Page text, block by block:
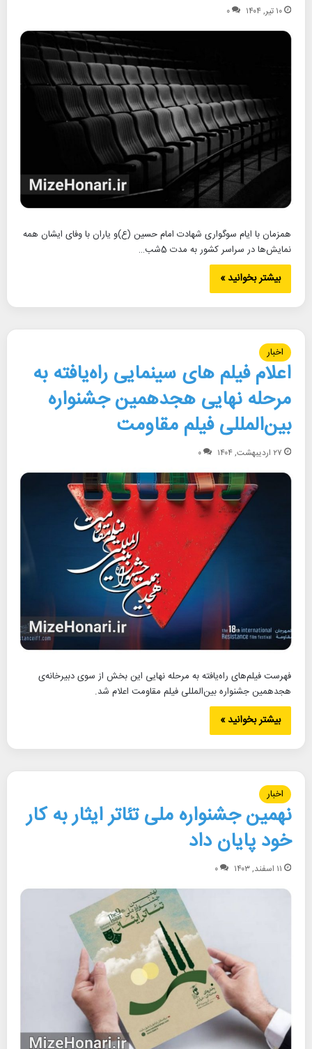
۱۰ تیر, ۱۴۰۴ ۰
همزمان با ایام سوگواری شهادت امام حسین (ع)و یاران با وفای ایشان همه
نمایش‌ها در سراسر کشور به مدت 5شب…
بیشتر بخوانید »
اخبار
اعلام فیلم های سینمایی راه‌یافته به
مرحله نهایی هجدهمین جشنواره
بین‌المللی فیلم مقاومت
۲۷ اردیبهشت, ۱۴۰۴ ۰
فهرست فیلم‌های راه‌یافته به مرحله نهایی این بخش از سوی دبیرخانه‌ی
هجدهمین جشنواره بین‌المللی فیلم مقاومت اعلام شد.
بیشتر بخوانید »
اخبار
نهمین جشنواره ملی تئاتر ایثار به کار
خود پایان داد
۱۱ اسفند, ۱۴۰۳ ۰